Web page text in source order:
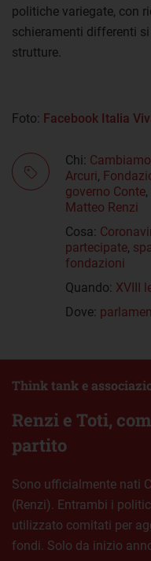
politiche variegate, con
schieramenti differenti
strutture.
Foto: Facebook Italia
Chi:
Arcuri,
governo Conte,
Matteo Renzi
Cosa:
partecipate,
fondazioni
Quando: XVIII
Dove:
Renzi e Toti,
partito
Think tank e
Sono ufficialmente nati
(Renzi). Entrambi i
utilizzato comitati per
fondi. Solo da inizio